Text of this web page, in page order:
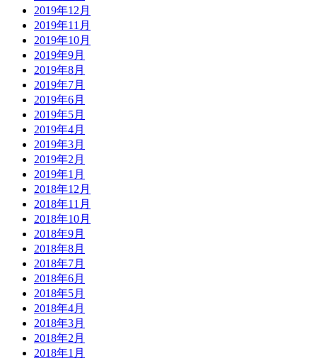
2019年12月
2019年11月
2019年10月
2019年9月
2019年8月
2019年7月
2019年6月
2019年5月
2019年4月
2019年3月
2019年2月
2019年1月
2018年12月
2018年11月
2018年10月
2018年9月
2018年8月
2018年7月
2018年6月
2018年5月
2018年4月
2018年3月
2018年2月
2018年1月